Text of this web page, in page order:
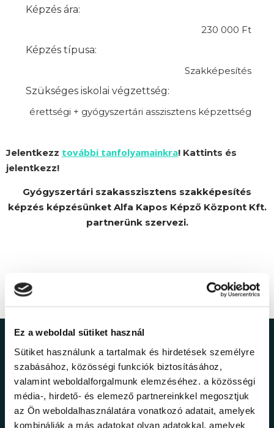
Ez a weboldal sütiket használ
Sütiket használunk a tartalmak és hirdetések személyre
szabásához, közösségi funkciók biztosításához,
valamint weboldalforgalmunk elemzéséhez. a közösségi
média-, hirdető- és elemező partnereinkkel megosztjuk
az Ön weboldalhasználatára vonatkozó adatait, amelyek
kombinálják a más adatokat olyan adatokkal, amelyek
Képzés ára:
230 000 Ft
Képzés típusa:
Szakképesítés
Szükséges iskolai végzettség:
érettségi + gyógyszertári asszisztens képzettség
Jelentkezz további tanfolyamainkra! Kattints és
jelentkezz!
Gyógyszertári szakasszisztens szakképesítés
képzés képzésünket Alfa Kapos Képző Központ Kft.
partnerünk szervezi.
Ne maradj le a
legfrissebb
információkról!